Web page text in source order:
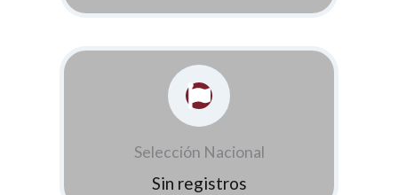
Selección Nacional
Sin registros